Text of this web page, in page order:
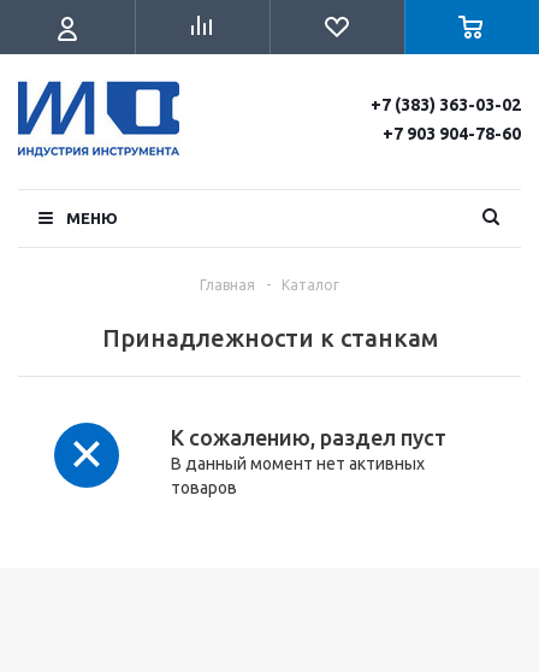
+7 (383) 363-03-02
+7 903 904-78-60
МЕНЮ
Главная - Каталог
Принадлежности к станкам
К сожалению, раздел пуст
В данный момент нет активных
товаров